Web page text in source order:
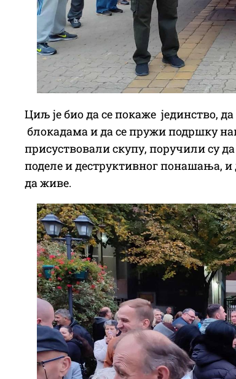
Циљ је био да се покаже јединство,
блокадама и да се пружи подршку
присуствовали скупу, поручили су да
поделе и деструктивног понашања, и
да живе.